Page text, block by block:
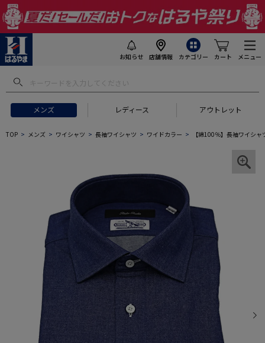
お知らせ 店舗情報 カテゴリー カート メニュー
メンズ レディース アウトレット
TOP メンズ ワイシャツ 長袖ワイシャツ ワイドカラー 【綿100％】長袖ワイシ